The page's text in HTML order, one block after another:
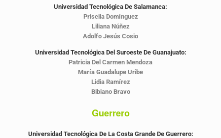
Universidad Tecnológica De Salamanca:
Priscila Domínguez
Liliana Núñez
Adolfo Jesús Cosio
Universidad Tecnológica Del Suroeste De Guanajuato:
Patricia Del Carmen Mendoza
María Guadalupe Uribe
Lidia Ramírez
Bibiano Bravo
Guerrero
Universidad Tecnológica De La Costa Grande De Guerrero: